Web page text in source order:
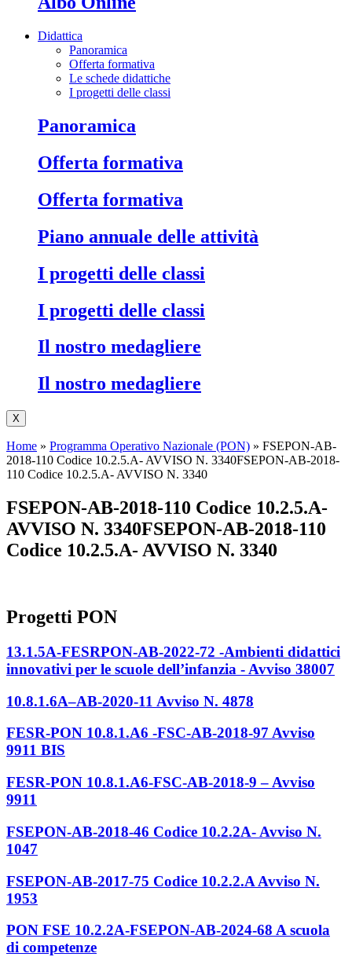
Didattica
Panoramica
Offerta formativa
Le schede didattiche
I progetti delle classi
Panoramica
Offerta formativa
Offerta formativa
Piano annuale delle attività
I progetti delle classi
I progetti delle classi
Il nostro medagliere
Il nostro medagliere
X
Home » Programma Operativo Nazionale (PON) » FSEPON-AB-
2018-110 Codice 10.2.5.A- AVVISO N. 3340FSEPON-AB-2018-
110 Codice 10.2.5.A- AVVISO N. 3340
FSEPON-AB-2018-110 Codice 10.2.5.A-
AVVISO N. 3340FSEPON-AB-2018-110
Codice 10.2.5.A- AVVISO N. 3340
Progetti PON
13.1.5A-FESRPON-AB-2022-72 -Ambienti didattici
innovativi per le scuole dell’infanzia - Avviso 38007
10.8.1.6A–AB-2020-11 Avviso N. 4878
FESR-PON 10.8.1.A6 -FSC-AB-2018-97 Avviso
9911 BIS
FESR-PON 10.8.1.A6-FSC-AB-2018-9 – Avviso
9911
FSEPON-AB-2018-46 Codice 10.2.2A- Avviso N.
1047
FSEPON-AB-2017-75 Codice 10.2.2.A Avviso N.
1953
PON FSE 10.2.2A-FSEPON-AB-2024-68 A scuola
di competenze